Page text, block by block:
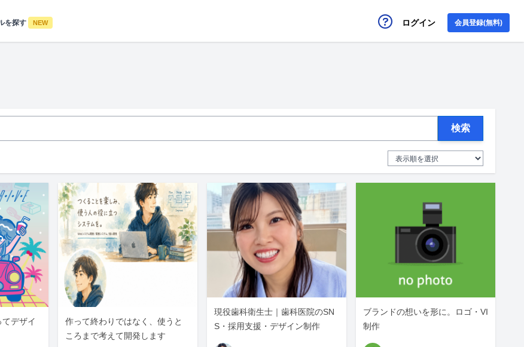
を探す NEW ログイン 会員登録(無料)
検索
デザイ
作って終わりではなく、使うと
ころまで考えて開発します
現役歯科衛生士｜歯科医院のSN
S・採用支援・デザイン制作
ブランドの想いを形に。ロゴ・VI
制作